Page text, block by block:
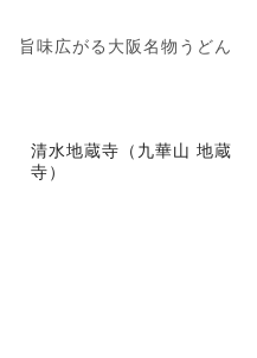
旨味広がる大阪名物うどん
清水地蔵寺（九華山 地蔵
寺）